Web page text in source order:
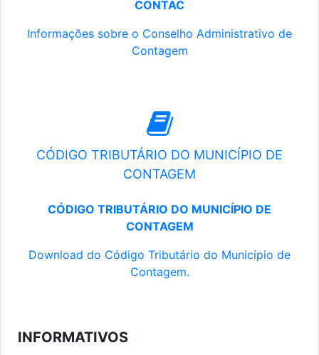
CONTAC
Informações sobre o Conselho Administrativo de
Contagem
CÓDIGO TRIBUTÁRIO DO MUNICÍPIO DE
CONTAGEM
CÓDIGO TRIBUTÁRIO DO MUNICÍPIO DE
CONTAGEM
Download do Código Tributário do Município de
Contagem.
INFORMATIVOS